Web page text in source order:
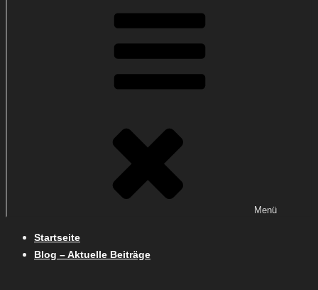
Menü
Startseite
Blog – Aktuelle Beiträge